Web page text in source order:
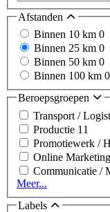
Afstanden
Binnen 10 km 0
Binnen 25 km 0
Binnen 50 km 0
Binnen 100 km 0
Beroepsgroepen
Transport /
Productie 11
Promotiewerk /
Online Marketing
Communicatie /
Meer...
Labels